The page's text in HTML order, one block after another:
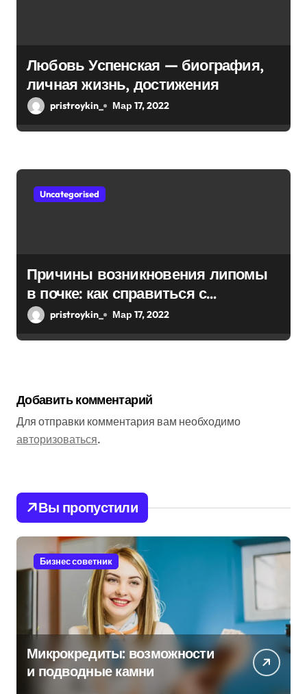
Любовь Успенская — биография,
личная жизнь, достижения
pristroykin_ Мар 17, 2022
Uncategorised
Причины возникновения липомы
в почке: как справиться с
болезнью
pristroykin_ Мар 17, 2022
Добавить комментарий
Для отправки комментария вам необходимо
авторизоваться.
Вы пропустили
Бизнес советник
Микрокредиты: возможности
и подводные камни